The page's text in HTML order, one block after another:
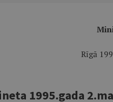
Rīgā
1995.gada